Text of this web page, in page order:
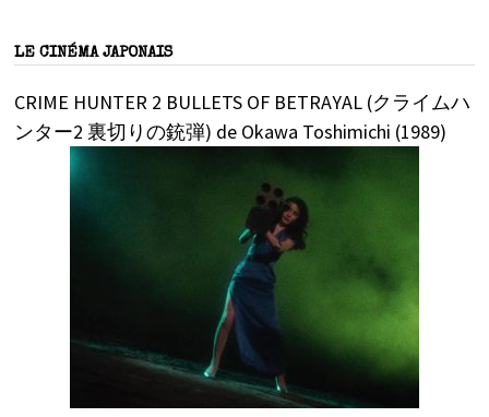
LE CINÉMA JAPONAIS
CRIME HUNTER 2 BULLETS OF BETRAYAL (クライムハ
ンター2 裏切りの銃弾) de Okawa Toshimichi (1989)